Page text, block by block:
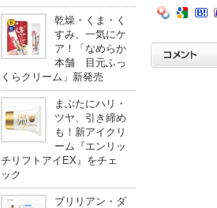
乾燥・くま・く
すみ、一気にケ
ア！「なめらか
本舗 目元ふっ
くらクリーム」新発売
まぶたにハリ・
ツヤ、引き締め
も！新アイクリ
ーム『エンリッ
チリフトアイEX』をチェ
ック
ブリリアン・ダ